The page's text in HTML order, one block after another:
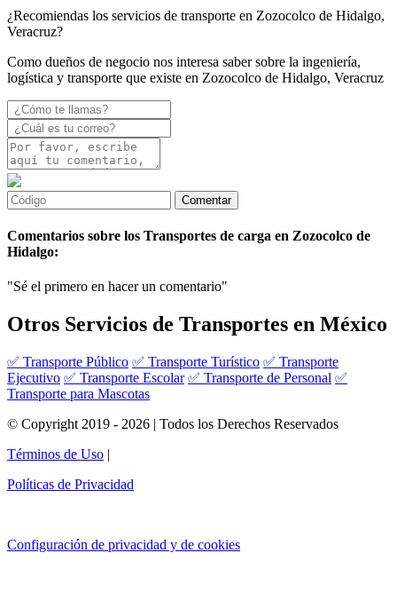
¿Recomiendas los servicios de transporte en Zozocolco de Hidalgo,
Veracruz?
Como dueños de negocio nos interesa saber sobre la ingeniería,
logística y transporte que existe en Zozocolco de Hidalgo, Veracruz
Comentarios sobre los Transportes de carga en Zozocolco de
Hidalgo:
"Sé el primero en hacer un comentario"
Otros Servicios de Transportes en México
✅ Transporte Público ✅ Transporte Turístico ✅ Transporte
Ejecutivo ✅ Transporte Escolar ✅ Transporte de Personal ✅
Transporte para Mascotas
© Copyright 2019 - 2026 | Todos los Derechos Reservados
Términos de Uso |
Políticas de Privacidad
Configuración de privacidad y de cookies